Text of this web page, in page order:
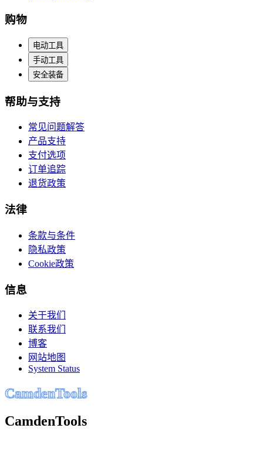
购物
电动工具
手动工具
安全装备
帮助与支持
常见问题解答
产品支持
支付选项
订单追踪
退货政策
法律
条款与条件
隐私政策
Cookie政策
信息
关于我们
联系我们
博客
网站地图
System Status
CamdenTools
CamdenTools